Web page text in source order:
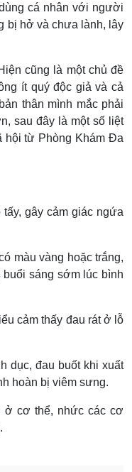
cá nhân với người
bị hở và chưa lành, lây
cũng là một chủ đề
ít quý độc giả và cả
thân mình mắc phải
sau đây là một số liệt
hội từ Phòng Khám Đa
gây cảm giác ngứa
màu vàng hoặc trắng,
sáng sớm lúc bình
cảm thấy đau rát ở lỗ
dục, đau buốt khi xuất
hoàn bị viêm sưng.
ở cơ thể, nhức các cơ